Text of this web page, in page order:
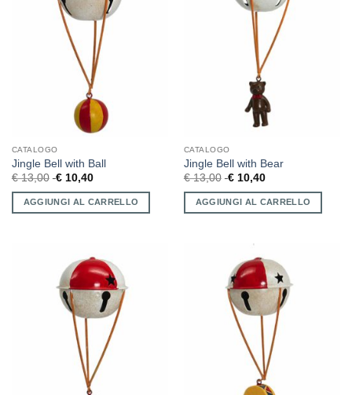
CATALOGO
Jingle Bell with Ball
€13,00 €10,40
AGGIUNGI AL CARRELLO
CATALOGO
Jingle Bell with Bear
€13,00 €10,40
AGGIUNGI AL CARRELLO